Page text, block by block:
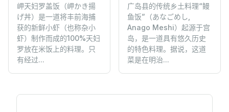
岬天妇罗盖饭（岬かき揚
げ丼）是一道将丰前海捕
获的新鲜小虾（也称杂小
虾）制作而成的100%天妇
罗放在米饭上的料理。只
有经过...
广岛县的传统乡土料理“鳗
鱼饭”（あなごめし,
Anago Meshi）起源于宫
岛，是一道具有悠久历史
的特色料理。据说，这道
菜是在明治...